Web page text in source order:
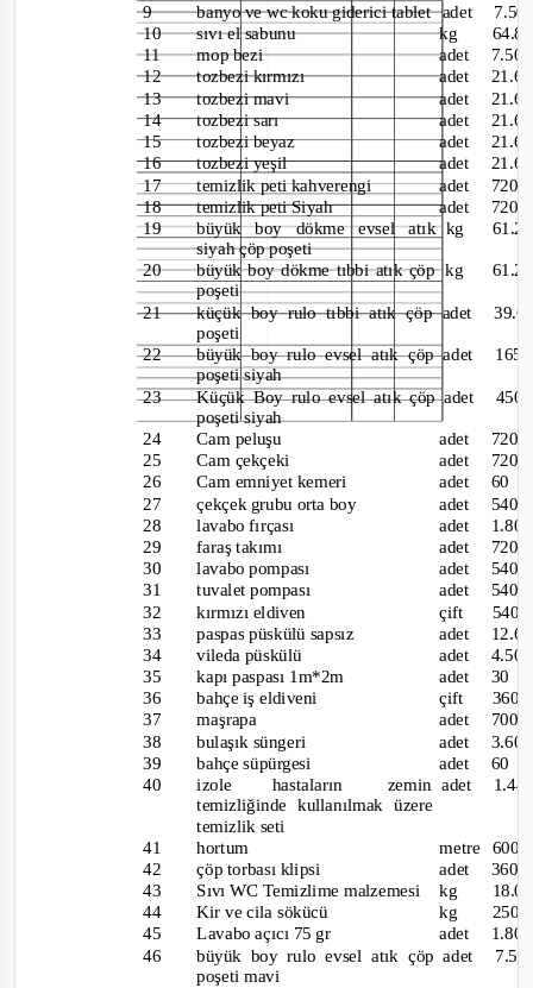
9 banyo ve wc koku giderici tablet adet
10
11
12
13
14
15
16
17
18
19
sıvı el sabunu
mop bezi
tozbezi kırmızı
tozbezi mavi
tozbezi sarı
tozbezi beyaz
tozbezi yeşil
temizlik peti kahverengi
temizlik peti Siyah
büyük boy dökme evsel atık kg
siyah çöp poşeti
kg
adet
adet
adet
adet
adet
adet
adet
adet
20
21
22
23
büyük boy dökme tıbbi atık çöp kg
poşeti
küçük boy rulo tıbbi atık çöpadet
poşeti
büyük boy rulo evsel atık çöpadet
poşeti siyah
Küçük Boy rulo evsel atık çöpadet
poşeti siyah
24
25
26
27
28
29
30
31
32
33
34
35
36
37
38
39
40
Cam peluşu
Cam çekçeki
Cam emniyet kemeri
çekçek grubu orta boy
lavabo fırçası
adet
adet
adet
adet
adet
adet
adet
adet
faraş takımı
lavabo pompası
tuvalet pompası
kırmızı eldiven
paspas püskülü sapsız
vileda püskülü
kapı paspası 1m*2m
bahçe iş eldiveni
maşrapa
çift
540
adet
adet
adet
çift
360
adet
adet
adet
bulaşık süngeri
bahçe süpürgesi
izole hastaların zeminadet
temizliğinde kullanılmak üzere
temizlik seti
41
42
43
44
45
46
hortum
çöp torbası klipsi
Sıvı WC Temizlime malzemesi
Kir ve cila sökücü
Lavabo açıcı 75 gr
metre
adet
kg
kg 250
adet
büyük boy rulo evsel atık çöpadet
poşeti mavi